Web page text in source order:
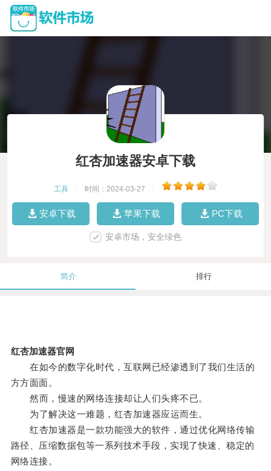
红杏加速器安卓下载
工具 时间：2024-03-27
安卓下载 苹果下载 PC下载
安卓市场，安全绿色
简介 排行
红杏加速器官网
在如今的数字化时代，互联网已经渗透到了我们生活的
方方面面。
然而，慢速的网络连接却让人们头疼不已。
为了解决这一难题，红杏加速器应运而生。
红杏加速器是一款功能强大的软件，通过优化网络传输
路径、压缩数据包等一系列技术手段，实现了快速、稳定的
网络连接。